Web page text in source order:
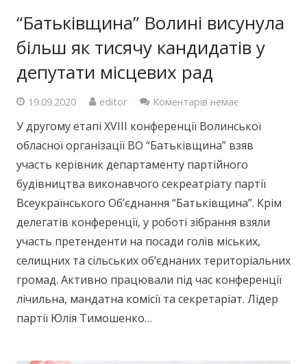
“Батьківщина” Волині висунула
більш як тисячу кандидатів у
депутати місцевих рад
19.09.2020 editor Коментарів немає
У другому етапі XVIII конференції Волинської
обласної організації ВО “Батьківщина” взяв
участь керівник департаменту партійного
будівництва виконавчого секреатріату партії
Всеукраїнського Об’єднання “Батьківщина”. Крім
делегатів конференції, у роботі зібрання взяли
участь претенденти на посади голів міських,
селищних та сільських об’єднаних територіальних
громад. Активно працювали під час конференції
лічильна, мандатна комісії та секретаріат. Лідер
партії Юлія Тимошенко…